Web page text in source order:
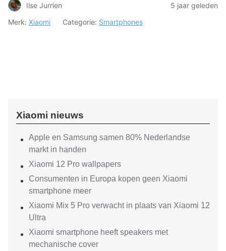
Ilse Jurrien
5 jaar geleden
Merk: Xiaomi Categorie: Smartphones
Xiaomi nieuws
Apple en Samsung samen 80% Nederlandse
markt in handen
Xiaomi 12 Pro wallpapers
Consumenten in Europa kopen geen Xiaomi
smartphone meer
Xiaomi Mix 5 Pro verwacht in plaats van Xiaomi 12
Ultra
Xiaomi smartphone heeft speakers met
mechanische cover